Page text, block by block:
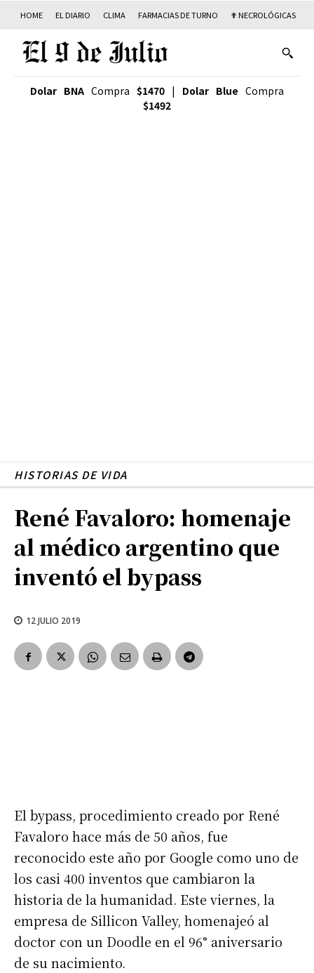
HOME EL DIARIO CLIMA FARMACIAS DE TURNO ✟ NECROLÓGICAS
Dolar BNA Compra $1470 | Dolar Blue Compra
$1492
HISTORIAS DE VIDA
René Favaloro: homenaje
al médico argentino que
inventó el bypass
12 JULIO 2019
El bypass, procedimiento creado por René
Favaloro hace más de 50 años, fue
reconocido este año por Google como uno de
los casi 400 inventos que cambiaron la
historia de la humanidad. Este viernes, la
empresa de Sillicon Valley, homenajeó al
doctor con un Doodle en el 96° aniversario
de su nacimiento.